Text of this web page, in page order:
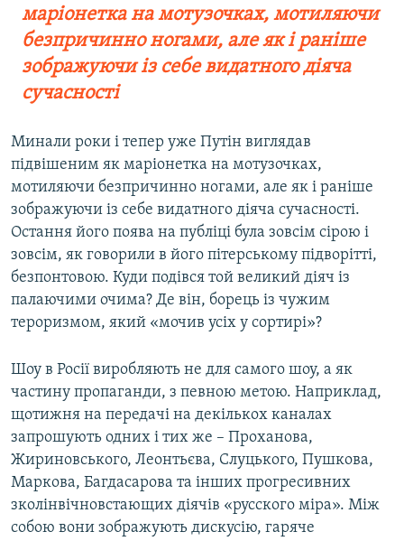
маріонетка на мотузочках, мотиляючи
безпричинно ногами, але як і раніше
зображуючи із себе видатного діяча
сучасності
Минали роки і тепер уже Путін виглядав
підвішеним як маріонетка на мотузочках,
мотиляючи безпричинно ногами, але як і раніше
зображуючи із себе видатного діяча сучасності.
Остання його поява на публіці була зовсім сірою і
зовсім, як говорили в його пітерському підворітті,
безпонтовою. Куди подівся той великий діяч із
палаючими очима? Де він, борець із чужим
тероризмом, який «мочив усіх у сортирі»?
Шоу в Росії виробляють не для самого шоу, а як
частину пропаганди, з певною метою. Наприклад,
щотижня на передачі на декількох каналах
запрошують одних і тих же – Проханова,
Жириновського, Леонтьєва, Слуцького, Пушкова,
Маркова, Багдасарова та інших прогресивних
зколінвічновстающих діячів «русского міра». Між
собою вони зображують дискусію, гаряче